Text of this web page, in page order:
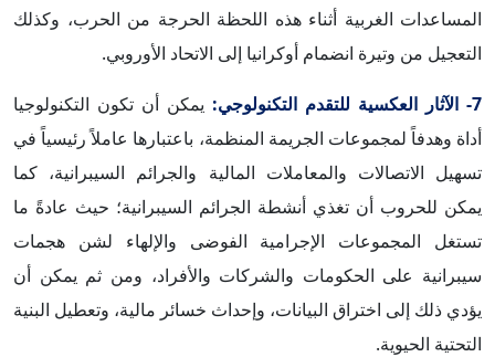
المساعدات الغربية أثناء هذه اللحظة الحرجة من الحرب، وكذلك
التعجيل من وتيرة انضمام أوكرانيا إلى الاتحاد الأوروبي.
7- الآثار العكسية للتقدم التكنولوجي:
يمكن أن تكون التكنولوجيا
أداة وهدفاً لمجموعات الجريمة المنظمة، باعتبارها عاملاً رئيسياً في
تسهيل الاتصالات والمعاملات المالية والجرائم السيبرانية، كما
يمكن للحروب أن تغذي أنشطة الجرائم السيبرانية؛ حيث عادةً ما
تستغل المجموعات الإجرامية الفوضى والإلهاء لشن هجمات
سيبرانية على الحكومات والشركات والأفراد، ومن ثم يمكن أن
يؤدي ذلك إلى اختراق البيانات، وإحداث خسائر مالية، وتعطيل البنية
التحتية الحيوية.